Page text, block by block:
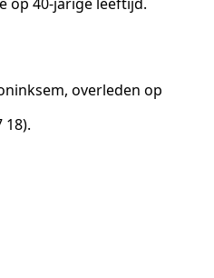
, overleden op
18).